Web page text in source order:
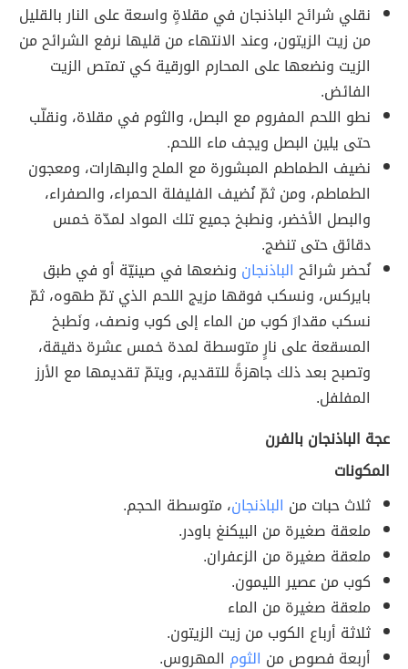
نقلي شرائح الباذنجان في مقلاةٍ واسعة على النار بالقليل
من زيت الزيتون، وعند الانتهاء من قليها نرفع الشرائح من
الزيت ونضعها على المحارم الورقية كي تمتص الزيت
الفائض.
نطو اللحم المفروم مع البصل، والثوم في مقلاة، ونقلّب
حتى يلين البصل ويجف ماء اللحم.
نضيف الطماطم المبشورة مع الملح والبهارات، ومعجون
الطماطم، ومن ثمّ نُضيف الفليفلة الحمراء، والصفراء،
والبصل الأخضر، ونطبخ جميع تلك المواد لمدّة خمس
دقائق حتى تنضج.
نُحضر شرائح الباذنجان ونضعها في صينيّة أو في طبق
بايركس، ونسكب فوقها مزيج اللحم الذي تمّ طهوه، ثمّ
نسكب مقدارَ كوب من الماء إلى كوب ونصف، ونَطبخ
المسقعة على نارٍ متوسطة لمدة خمس عشرة دقيقة،
وتصبح بعد ذلك جاهزةً للتقديم، ويتمّ تقديمها مع الأرز
المفلفل.
عجة الباذنجان بالفرن
المكونات
ثلاث حبات من الباذنجان، متوسطة الحجم.
ملعقة صغيرة من البيكنغ باودر.
ملعقة صغيرة من الزعفران.
كوب من عصير الليمون.
ملعقة صغيرة من الماء
ثلاثة أرباع الكوب من زيت الزيتون.
أربعة فصوص من الثوم المهروس.